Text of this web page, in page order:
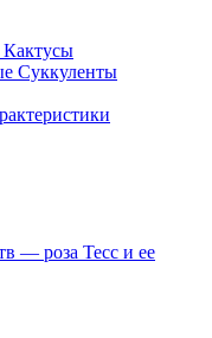
Кактусы
Суккуленты
— роза Тесс и ее